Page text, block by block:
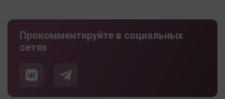
Прокомментируйте в социальных
сетях